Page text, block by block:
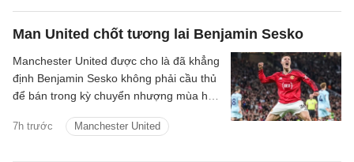
Man United chốt tương lai Benjamin Sesko
7h trước Manchester United
Manchester United được cho là đã khẳng
định Benjamin Sesko không phải cầu thủ
để bán trong kỳ chuyển nhượng mùa hè
mẽ từ Bayern Munich và Barcelona.